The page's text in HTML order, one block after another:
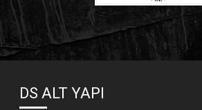
DS ALT YAPI